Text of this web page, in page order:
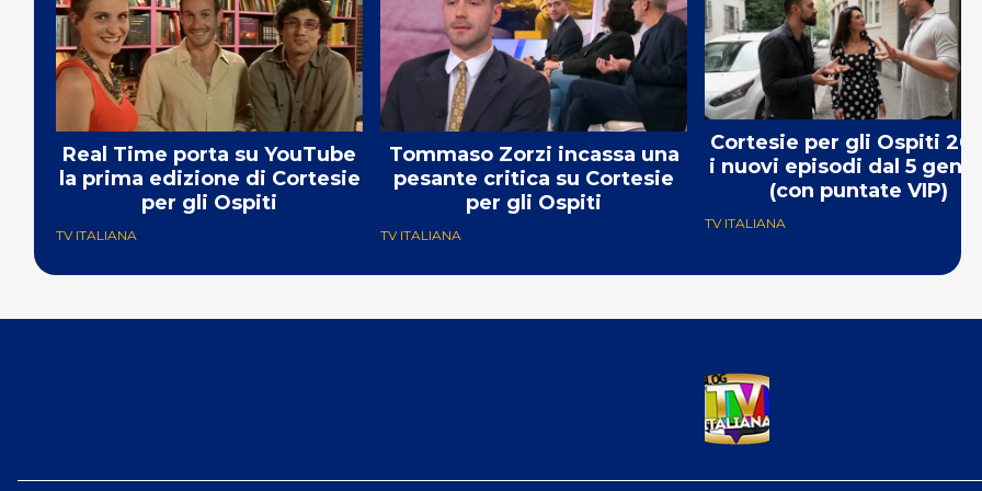
Real Time porta su YouTube
la prima edizione di Cortesie
per gli Ospiti
TV ITALIANA
Tommaso Zorzi incassa una
pesante critica su Cortesie
per gli Ospiti
TV ITALIANA
Cortesie per gli Ospiti
i nuovi episodi dal 5
(con puntate VIP)
TV ITALIANA